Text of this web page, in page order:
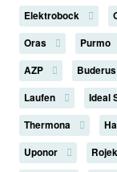
Elektrobock
Oras
Purmo
AZP
Buderus
Laufen
Ideal
Thermona
Uponor
Rojek